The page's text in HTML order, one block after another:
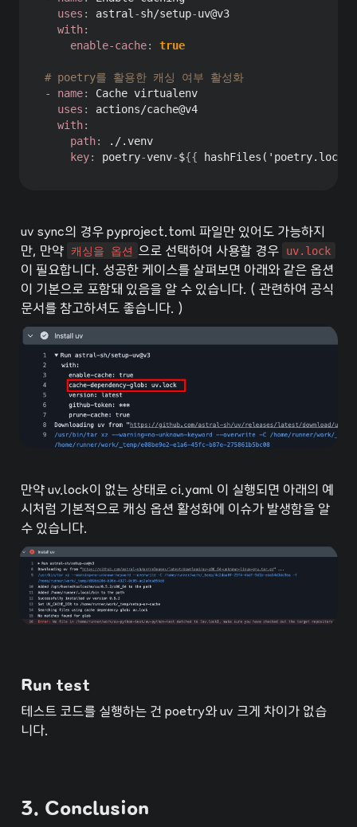
uses : astral -sh/setup-uv@v3
with:
enable-cache: true
# poetry를 활용한 캐싱 여부 활성화
-
name:
Cache virtualenv
uses :
actions/cache@v4
with:
path:
./.venv
key: poetry-venv-${{
uv sync의 경우 pyproject.toml 파일만 있어도 가능하지
만, 만약 캐싱을 옵션 으로 선택하여 사용할 경우
uv.lock
이 필요합니다. 성공한 케이스를 살펴보면 아래와 같은 옵션
이 기본으로 포함돼 있음을 알 수 있습니다. ( 관련하여 공식
문서를 참고하셔도 좋습니다. )
만약 uv.lock이 없는 상태로 ci.yaml 이 실행되면 아래의 예
시처럼 기본적으로 캐싱 옵션 활성화에 이슈가 발생함을 알
수 있습니다.
Run test
테스트 코드를 실행하는 건 poetry와 uv 크게 차이가 없습
니다.
3. Conclusion